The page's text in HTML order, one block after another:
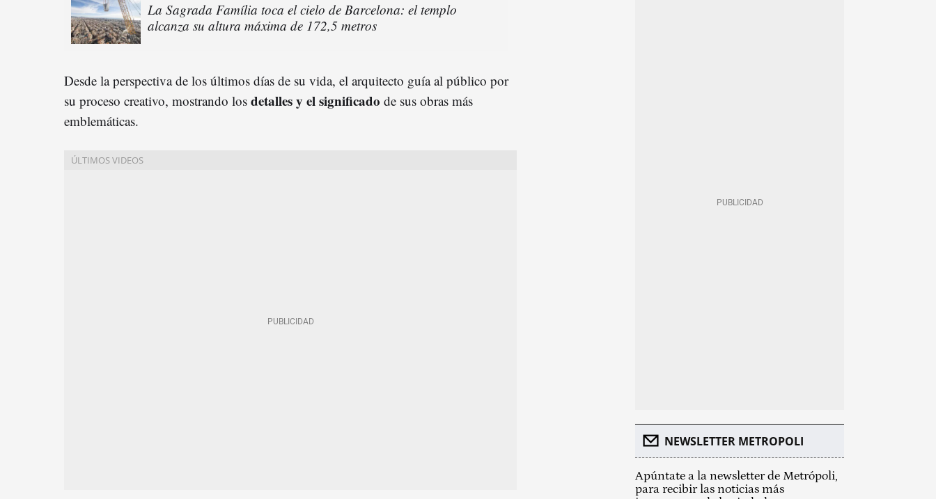
La Sagrada Família toca el cielo de Barcelona: el templo
alcanza su altura máxima de 172,5 metros
Desde la perspectiva de los últimos días de su vida, el arquitecto guía al público por
su proceso creativo, mostrando los detalles y el significado de sus obras más
emblemáticas.
NEWSLETTER METROPOLI
Apúntate a la newsletter de Metrópoli,
para recibir las noticias más